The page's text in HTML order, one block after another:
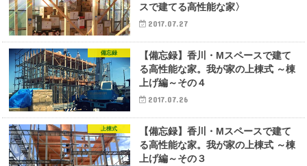
スで建てる高性能な家〉
2017.07.27
備忘録
【備忘録】香川・Mスペースで建て
る高性能な家。我が家の上棟式 ～棟
上げ編～その４
2017.07.26
上棟式
【備忘録】香川・Mスペースで建て
る高性能な家。我が家の上棟式 ～棟
上げ編～その３